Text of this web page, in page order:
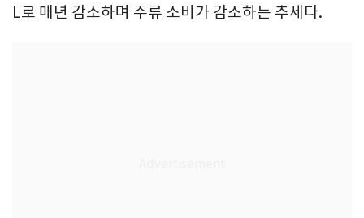
L로 매년 감소하며 주류 소비가 감소하는 추세다.